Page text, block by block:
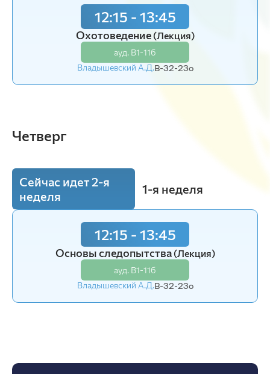
12:15 - 13:45
Охотоведение(Лекция)
ауд. В1-11б
Владышевский А.Д.В-32-23o
Четверг
Сейчас идет 2-я
неделя
1-я неделя
12:15 - 13:45
Основы следопытства(Лекция)
ауд. В1-11б
Владышевский А.Д.В-32-23o